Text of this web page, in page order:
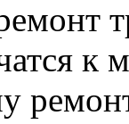
к